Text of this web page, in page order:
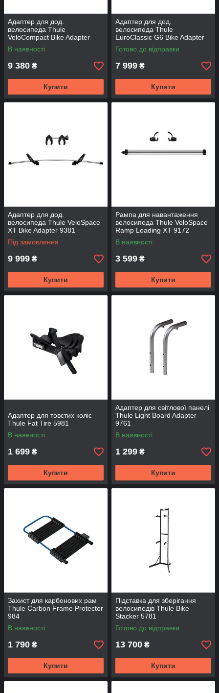
Адаптер для дод.
велосипеда Thule
VeloCompact Bike Adapter
926-1
В наявності
9 380 ₴
Купити
Адаптер для дод.
велосипеда Thule
EuroClassic G6 Bike Adapter
928-1
Готово до відправки
7 999 ₴
Купити
Адаптер для дод.
велосипеда Thule VeloSpace
XT Bike Adapter 9381
Під замовлення
9 999 ₴
Купити
Рампа для навантаження
велосипеда Thule VeloSpace
Ramp Loading XT 9172
В наявності
3 599 ₴
Купити
Адаптер для товстих коліс
Thule Fat Tire 5981
В наявності
1 699 ₴
Купити
Адаптер для світлової панелі
Thule Light Board Adapter
9761
В наявності
1 299 ₴
Купити
Захист для карбонових рам
Thule Carbon Frame Protector
984
В наявності
1 790 ₴
Купити
Підставка для зберігання
велосипедів Thule Bike
Stacker 5781
Готово до відправки
13 700 ₴
Купити